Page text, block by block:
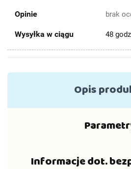
Opinie brak
Wysyłka w ciągu 48
Opis
Informacje dot.